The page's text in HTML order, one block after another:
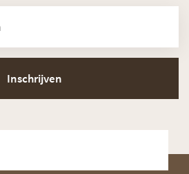
Inschrijven